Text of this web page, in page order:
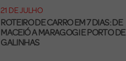
21 DE JULHO
ROTEIRO DE CARRO EM 7 DIAS: DE
MACEIÓ A MARAGOGI E PORTO DE
GALINHAS